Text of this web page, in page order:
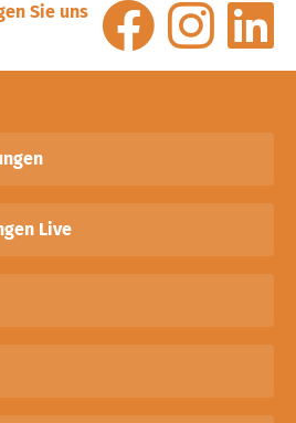
Sie uns
Live